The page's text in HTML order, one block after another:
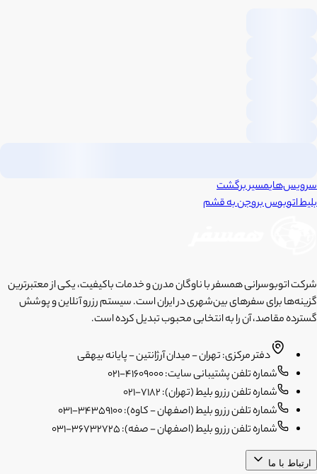
سرویس‌هایمسیر برگشت
بلیط اتوبوسبروجنبهقشم
شرکت اتوبوسرانی همسفر با ناوگان مدرن و خدمات باکیفیت، یکی از معتبرترین
گزینه‌ها برای سفرهای بین‌شهری در ایران است. سیستم رزرو آنلاین و پوشش
گسترده مقاصد، آن را به انتخابی محبوب تبدیل کرده است.
دفتر مرکزی: تهران - میدان آرژانتین - پایانه بیهقی
شماره تلفن پشتیبانی سایت: 41609000-021
شماره تلفن رزرو بلیط (تهران): 7182-021
شماره تلفن رزرو بلیط (اصفهان - کاوه): 34359100-031
شماره تلفن رزرو بلیط (اصفهان - صفه): 36732725-031
ارتباط با ما